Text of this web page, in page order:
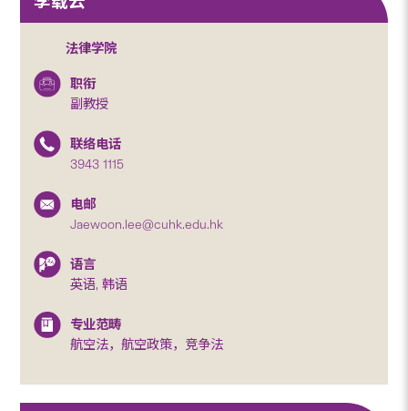
法律学院
职衔
副教授
联络电话
3943 1115
电邮
Jaewoon.lee@cuhk.edu.hk
语言
英语, 韩语
专业范畴
航空法，航空政策，竞争法